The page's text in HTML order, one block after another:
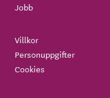
Jobb
Villkor
Personuppgifter
Cookies